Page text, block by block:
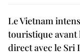
Le Vietnam
touristique
direct avec le Sri